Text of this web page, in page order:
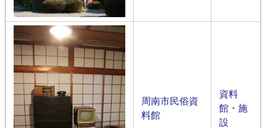
周南市民俗資
料館
資料
館・施
設​